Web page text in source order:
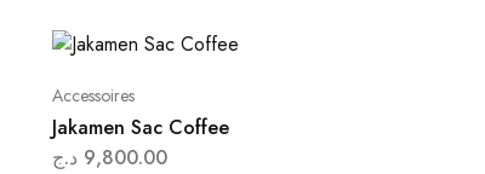
Accessoires
Jakamen Sac Coffee
9,800.00 د.ج